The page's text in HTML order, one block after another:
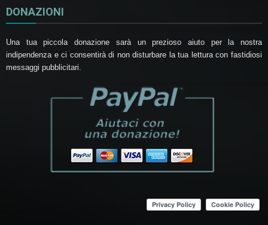
DONAZIONI
Una tua piccola donazione sarà un prezioso aiuto per la nostra
indipendenza e ci consentirà di non disturbare la tua lettura con fastidiosi
messaggi pubblicitari.